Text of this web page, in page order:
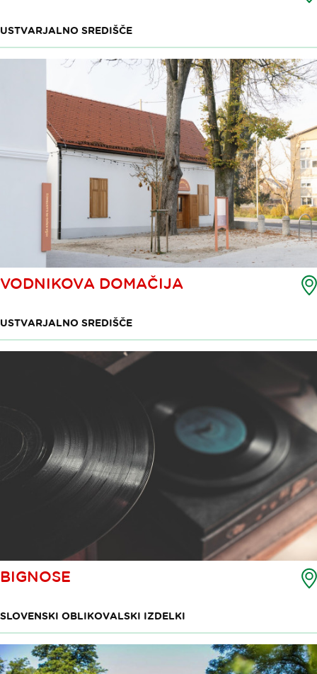
USTVARJALNO SREDIŠČE
VODNIKOVA DOMAČIJA
USTVARJALNO SREDIŠČE
BIGNOSE
SLOVENSKI OBLIKOVALSKI IZDELKI